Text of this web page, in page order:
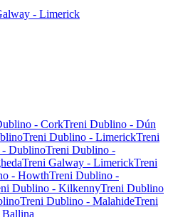
- Limerick
- CorkTreni Dublino - Dún
Treni Dublino - LimerickTreni
DublinoTreni Dublino -
Treni Galway - LimerickTreni
- HowthTreni Dublino -
Dublino - KilkennyTreni Dublino
Treni Dublino - MalahideTreni